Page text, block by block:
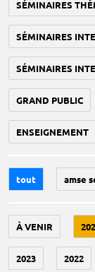
SÉMINAIRES
SÉMINAIRES
SÉMINAIRES
GRAND PUBLIC
ENSEIGNEMENT
tout amse
À VENIR
2023 2022